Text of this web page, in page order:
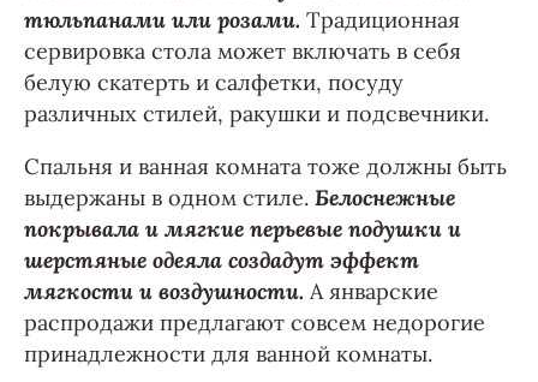
тюльпанами или розами. Традиционная
сервировка стола может включать в себя
белую скатерть и салфетки, посуду
различных стилей, ракушки и подсвечники.
Спальня и ванная комната тоже должны быть
выдержаны в одном стиле. Белоснежные
покрывала и мягкие перьевые подушки и
шерстяные одеяла создадут эффект
мягкости и воздушности. А январские
распродажи предлагают совсем недорогие
принадлежности для ванной комнаты.